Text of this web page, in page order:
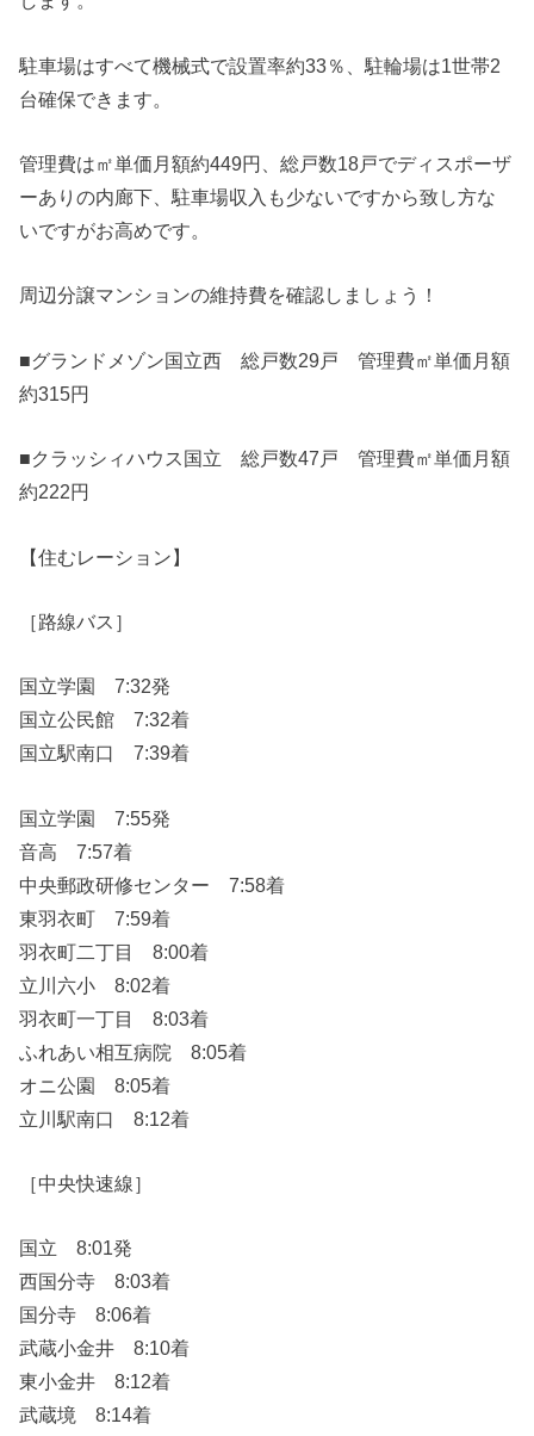
駐車場はすべて機械式で設置率約33％、駐輪場は1世帯2
台確保できます。
管理費は㎡単価月額約449円、総戸数18戸でディスポーザ
ーありの内廊下、駐車場収入も少ないですから致し方な
いですがお高めです。
周辺分譲マンションの維持費を確認しましょう！
■グランドメゾン国立西 総戸数29戸 管理費㎡単価月額
約315円
■クラッシィハウス国立 総戸数47戸 管理費㎡単価月額
約222円
【住むレーション】
［路線バス］
国立学園 7:32発
国立公民館 7:32着
国立駅南口 7:39着
国立学園 7:55発
音高 7:57着
中央郵政研修センター 7:58着
東羽衣町 7:59着
羽衣町二丁目 8:00着
立川六小 8:02着
羽衣町一丁目 8:03着
ふれあい相互病院 8:05着
オニ公園 8:05着
立川駅南口 8:12着
［中央快速線］
国立 8:01発
西国分寺 8:03着
国分寺 8:06着
武蔵小金井 8:10着
東小金井 8:12着
武蔵境 8:14着